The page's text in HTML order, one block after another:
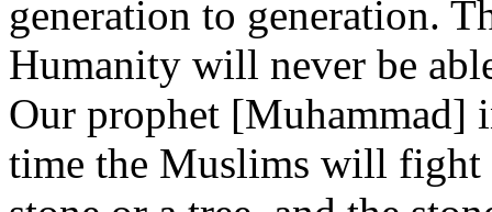
generation to generation.
Humanity will never be
Our prophet [Muhammad]
time the Muslims will fight